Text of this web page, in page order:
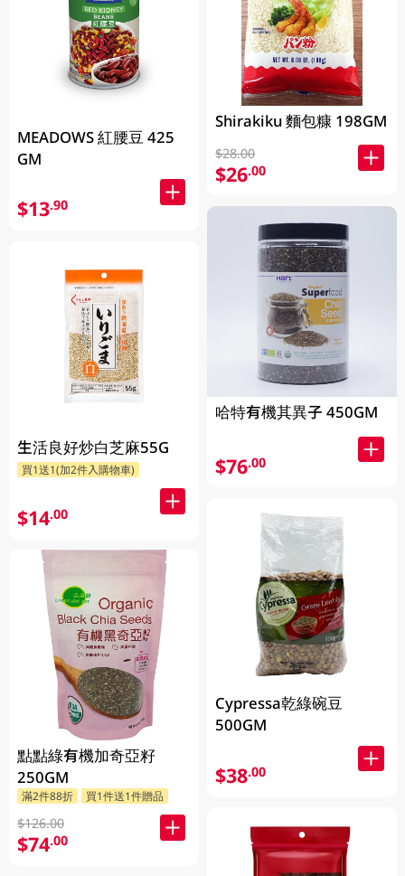
MEADOWS 紅腰豆 425
GM
$13.90
生活良好炒白芝麻55G
買1送1(加2件入購物車)
$14.00
點點綠有機加奇亞籽
250GM
滿2件88折 買1件送1件贈品
$126.00
$74.00
Shirakiku 麵包糠 198GM
$28.00
$26.00
哈特有機其異子 450GM
$76.00
Cypressa乾綠碗豆
500GM
$38.00